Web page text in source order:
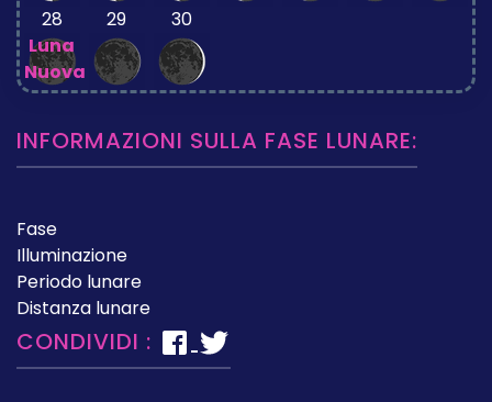
28
Luna
Nuova
29 30
INFORMAZIONI SULLA FASE LUNARE:
Fase
Illuminazione
Periodo lunare
Distanza lunare
CONDIVIDI :